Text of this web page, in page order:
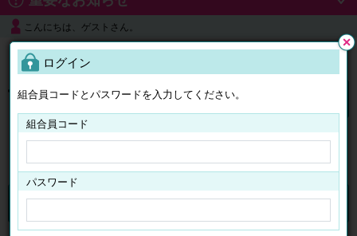
こんにちは、ゲストさん。
よくある質問
ログイン
くらしのサービス マイページ
る
ログイン
組合員コードとパスワードを入力してください。
組合員コード
パスワード